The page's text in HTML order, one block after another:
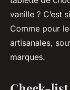
vanille ? C’est
Comme pour
artisanales,
marques.